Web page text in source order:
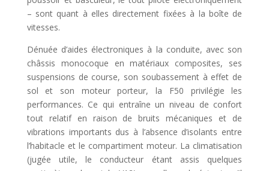
– sont quant à elles directement fixées à la boîte de
vitesses.
Dénuée d’aides électroniques à la conduite, avec son
châssis monocoque en matériaux composites, ses
suspensions de course, son soubassement à effet de
sol et son moteur porteur, la F50 privilégie les
performances. Ce qui entraîne un niveau de confort
tout relatif en raison de bruits mécaniques et de
vibrations importants dus à l’absence d’isolants entre
l’habitacle et le compartiment moteur. La climatisation
(jugée utile, le conducteur étant assis quelques